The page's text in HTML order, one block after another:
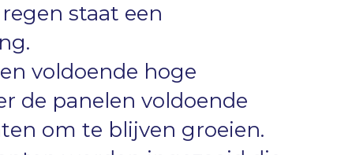
staat een
voldoende hoge
de panelen voldoende
om te blijven groeien.